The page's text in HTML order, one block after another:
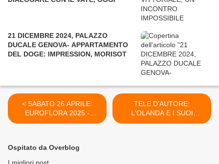
21 DICEMBRE 2024, PALAZZO
DUCALE GENOVA- APPARTAMENTO
DEL DOGE: IMPRESSION, MORISOT
< SABATO 26 APRILE:
EUROFLORA 2025 -
WATERFRONT DI
TELE D'AUTORE:
L'OLANDA E I SUOI
VILLAGGI 13 AGOSTO
Ospitato da Overblog